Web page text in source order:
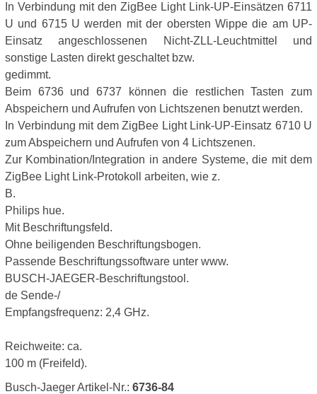
In Verbindung mit den ZigBee Light Link-UP-Einsätzen 6711
U und 6715 U werden mit der obersten Wippe die am UP-
Einsatz angeschlossenen Nicht-ZLL-Leuchtmittel und
sonstige Lasten direkt geschaltet bzw.
gedimmt.
Beim 6736 und 6737 können die restlichen Tasten zum
Abspeichern und Aufrufen von Lichtszenen benutzt werden.
In Verbindung mit dem ZigBee Light Link-UP-Einsatz 6710 U
zum Abspeichern und Aufrufen von 4 Lichtszenen.
Zur Kombination/Integration in andere Systeme, die mit dem
ZigBee Light Link-Protokoll arbeiten, wie z.
B.
Philips hue.
Mit Beschriftungsfeld.
Ohne beiligenden Beschriftungsbogen.
Passende Beschriftungssoftware unter www.
BUSCH-JAEGER-Beschriftungstool.
de Sende-/
Empfangsfrequenz: 2,4 GHz.
Reichweite: ca.
100 m (Freifeld).
Busch-Jaeger Artikel-Nr.: 6736-84